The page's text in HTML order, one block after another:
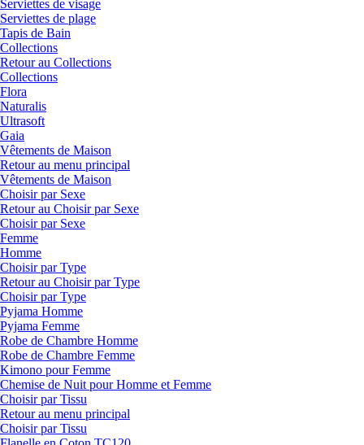
Serviettes de visage
Serviettes de plage
Tapis de Bain
Collections
Retour au Collections
Collections
Flora
Naturalis
Ultrasoft
Gaia
Vêtements de Maison
Retour au menu principal
Vêtements de Maison
Choisir par Sexe
Retour au Choisir par Sexe
Choisir par Sexe
Femme
Homme
Choisir par Type
Retour au Choisir par Type
Choisir par Type
Pyjama Homme
Pyjama Femme
Robe de Chambre Homme
Robe de Chambre Femme
Kimono pour Femme
Chemise de Nuit pour Homme et Femme
Choisir par Tissu
Retour au menu principal
Choisir par Tissu